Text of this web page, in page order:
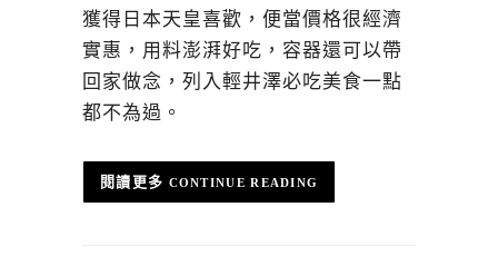
獲得日本天皇喜歡，便當價格很經濟
實惠，用料澎湃好吃，容器還可以帶
回家做念，列入輕井澤必吃美食一點
都不為過。
CONTINUE READING